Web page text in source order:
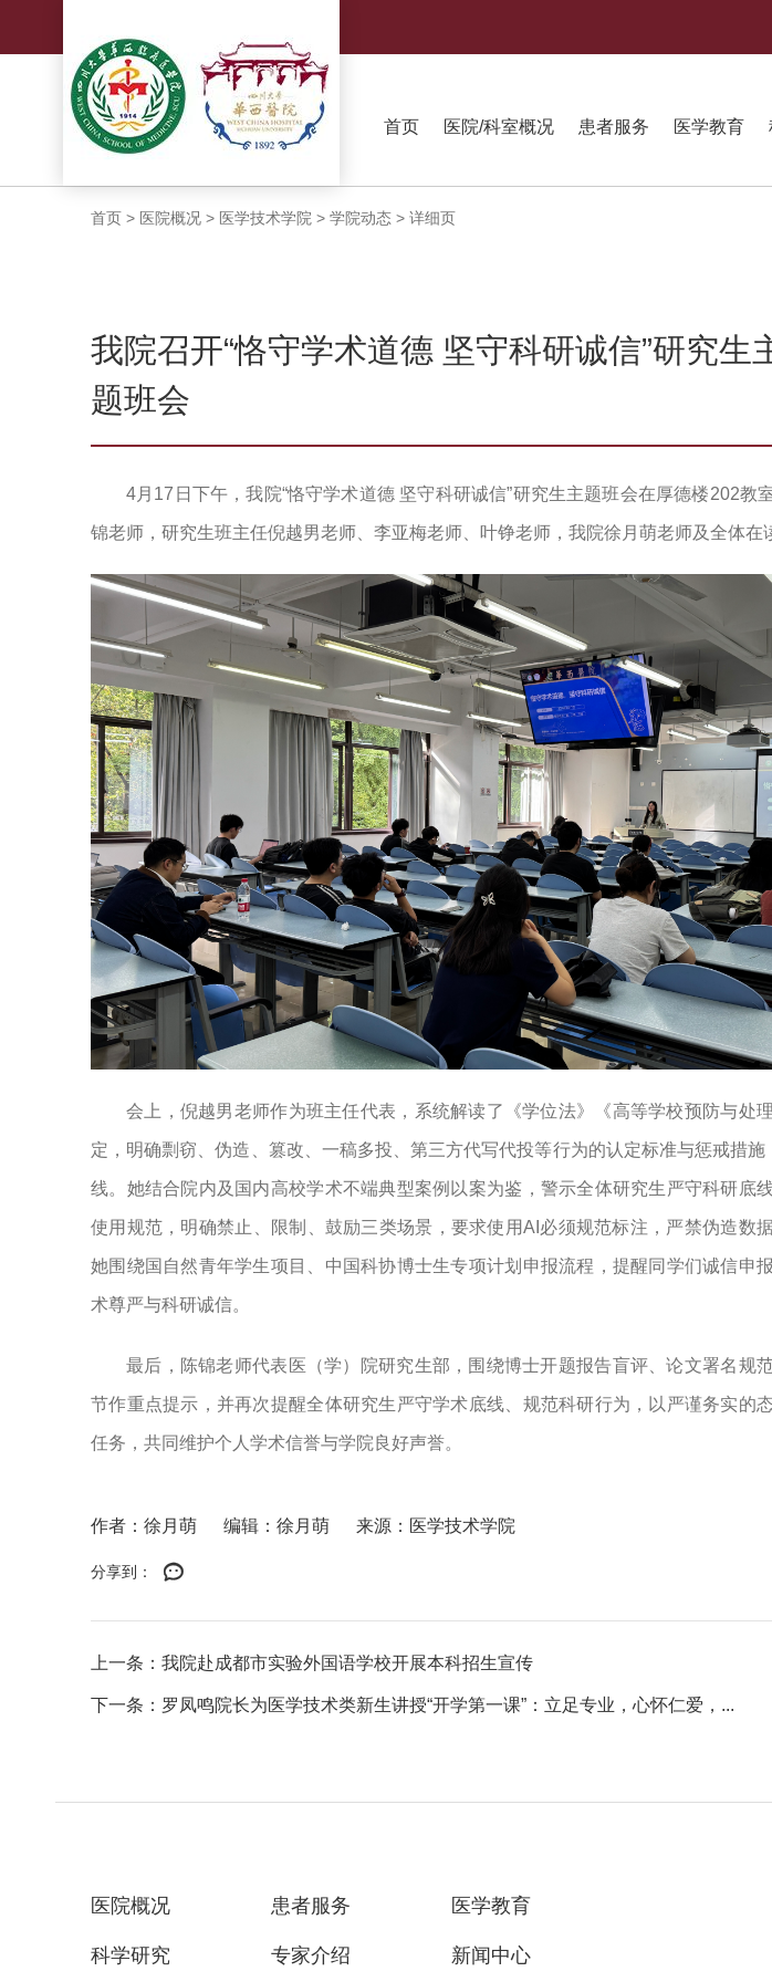
首页 医院/科室概况 患者服务 医学教育
首页 > 医院概况 > 医学技术学院 > 学院动态 > 详细页
我院召开“恪守学术道德 坚守科研诚信”研究生
题班会
4月17日下午，我院“恪守学术道德 坚守科研诚信”研究生主题班会在厚德楼202教
锦老师，研究生班主任倪越男老师、李亚梅老师、叶铮老师，我院徐月萌老师及全体在
会上，倪越男老师作为班主任代表，系统解读了《学位法》《高等学校预防与处
定，明确剽窃、伪造、篡改、一稿多投、第三方代写代投等行为的认定标准与惩戒措施
线。她结合院内及国内高校学术不端典型案例以案为鉴，警示全体研究生严守科研底
使用规范，明确禁止、限制、鼓励三类场景，要求使用AI必须规范标注，严禁伪造数
她围绕国自然青年学生项目、中国科协博士生专项计划申报流程，提醒同学们诚信申
术尊严与科研诚信。
最后，陈锦老师代表医（学）院研究生部，围绕博士开题报告盲评、论文署名规
节作重点提示，并再次提醒全体研究生严守学术底线、规范科研行为，以严谨务实的
任务，共同维护个人学术信誉与学院良好声誉。
作者：徐月萌 编辑：徐月萌 来源：医学技术学院
分享到：
上一条：我院赴成都市实验外国语学校开展本科招生宣传
下一条：罗凤鸣院长为医学技术类新生讲授“开学第一课”：立足专业，心怀仁爱，...
医院概况 患者服务 医学教育
科学研究 专家介绍 新闻中心